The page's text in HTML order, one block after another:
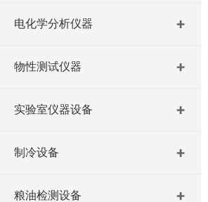
电化学分析仪器
物性测试仪器
实验室仪器设备
制冷设备
粮油检测设备